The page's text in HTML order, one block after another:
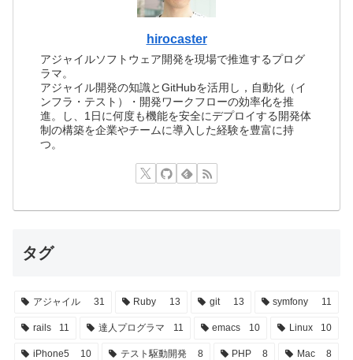
hirocaster
アジャイルソフトウェア開発を現場で推進するプログ
ラマ。
アジャイル開発の知識とGitHubを活用し，自動化（イ
ンフラ・テスト）・開発ワークフローの効率化を推
進。し、1日に何度も機能を安全にデプロイする開発体
制の構築を企業やチームに導入した経験を豊富に持
つ。
タグ
アジャイル 31 Ruby 13 git 13 symfony 11
rails 11 達人プログラマ 11 emacs 10 Linux 10
iPhone5 10 テスト駆動開発 8 PHP 8 Mac 8